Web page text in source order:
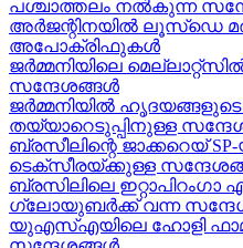
പശ്ചാത്തലം നൽകുന്ന
അർജന്റിനയിൽ ലൂസ്ഡെ
അപോക്രിഫുകള്‍
ജർമ്മനിയിലെ
സന്ദേശങ്ങൾ
ജർമ്മനിയിൽ
തയ്യാറെടുപ്പിനുള്ള
ബ്രസീലിന്റെ ജാക്കറെയ്‍
ടെക്സീരയ്ക്കുള്ള
ബ്രസിലിലെ
ഗ്ലോയുബർക്ക് വന്ന
യുഎസ്എയിലെ ഹോളി